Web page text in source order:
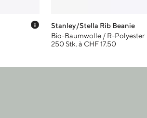
Preis-Tooltip anzeigen
Stanley/Stella Rib Beanie
Bio-Baumwolle / R-Polyester
250 Stk. à CHF 17.50